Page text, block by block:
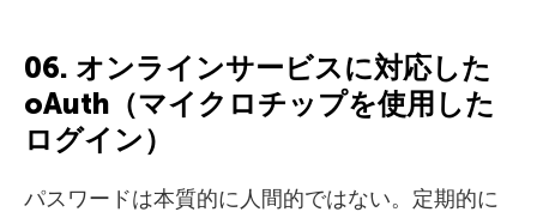
06. オンラインサービスに対応した
oAuth（マイクロチップを使用した
ログイン）
パスワードは本質的に人間的ではない。定期的に